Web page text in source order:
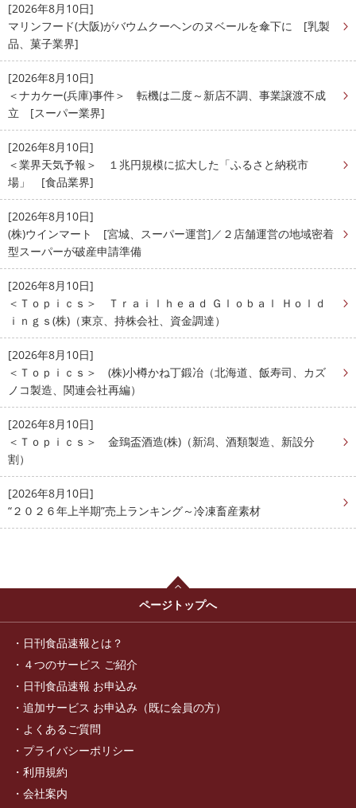
[2026年8月10日]
マリンフード(大阪)がバウムクーヘンのヌベールを傘下に [乳製
品、菓子業界]
[2026年8月10日]
＜ナカケー(兵庫)事件＞ 転機は二度～新店不調、事業譲渡不成
立 [スーパー業界]
[2026年8月10日]
＜業界天気予報＞ １兆円規模に拡大した「ふるさと納税市
場」 [食品業界]
[2026年8月10日]
(株)ウインマート [宮城、スーパー運営]／２店舗運営の地域密着
型スーパーが破産申請準備
[2026年8月10日]
＜Ｔｏｐｉｃｓ＞ Ｔｒａｉｌｈｅａｄ Ｇｌｏｂａｌ Ｈｏｌｄ
ｉｎｇｓ(株)（東京、持株会社、資金調達）
[2026年8月10日]
＜Ｔｏｐｉｃｓ＞ (株)小樽かね丁鍛冶（北海道、飯寿司、カズ
ノコ製造、関連会社再編）
[2026年8月10日]
＜Ｔｏｐｉｃｓ＞ 金鵄盃酒造(株)（新潟、酒類製造、新設分
割）
[2026年8月10日]
“２０２６年上半期”売上ランキング～冷凍畜産素材
ページトップへ
日刊食品速報とは？
４つのサービス ご紹介
日刊食品速報 お申込み
追加サービス お申込み（既に会員の方）
よくあるご質問
プライバシーポリシー
利用規約
会社案内